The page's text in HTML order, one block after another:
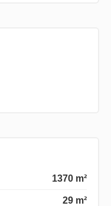
1370 m²
29 m²